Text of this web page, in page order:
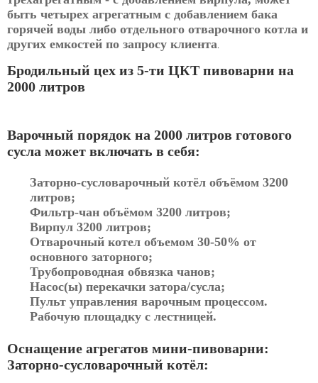
быть четырех агрегатным с добавлением бака
горячей воды либо отдельного отварочного котла и
других емкостей по запросу клиента.
Бродильный цех из 5-ти ЦКТ пивоварни на
2000 литров
Варочный порядок на 2000 литров готового
сусла может включать в себя:
Заторно-сусловарочный котёл объёмом 3200
литров;
Фильтр-чан объёмом 3200 литров;
Вирпул 3200 литров;
Отварочный котел объемом 30-50% от
основного заторного;
Трубопроводная обвязка чанов;
Насос(ы) перекачки затора/сусла;
Пульт управления варочным процессом.
Рабочую площадку с лестницей.
Оснащение агрегатов мини-пивоварни:
Заторно-сусловарочный котёл: